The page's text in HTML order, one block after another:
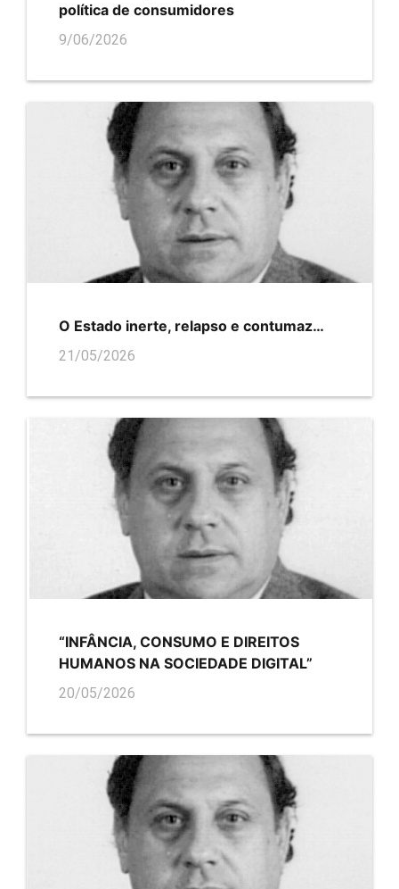
política de consumidores
9/06/2026
O Estado inerte, relapso e contumaz…
21/05/2026
“INFÂNCIA, CONSUMO E DIREITOS
HUMANOS NA SOCIEDADE DIGITAL”
20/05/2026